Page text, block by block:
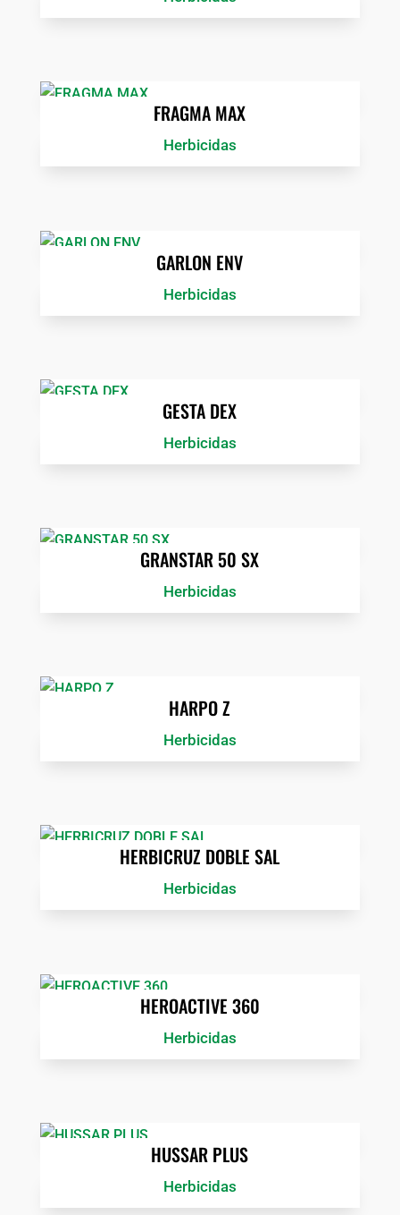
FRAGMA MAX
Herbicidas
GARLON ENV
Herbicidas
GESTA DEX
Herbicidas
GRANSTAR 50 SX
Herbicidas
HARPO Z
Herbicidas
HERBICRUZ DOBLE SAL
Herbicidas
HEROACTIVE 360
Herbicidas
HUSSAR PLUS
Herbicidas